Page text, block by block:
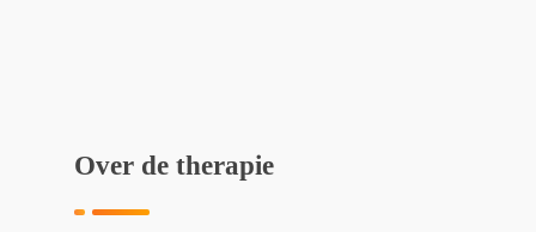
Over de therapie